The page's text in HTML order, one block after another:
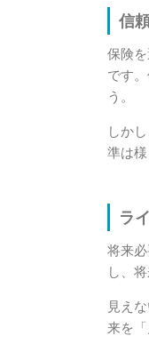
信
保険
です
う。
しか
準は
ラ
将来
し、
見え
来を